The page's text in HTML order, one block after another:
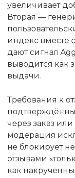
увеличивает
Вторая —
индекс вместе
дают сигнал
выводится как
выдачи.
Требования к
через заказ
модерация
не блокирует
отзывами
как